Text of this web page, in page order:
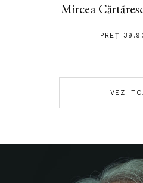
Mircea
PREȚ
VEZI